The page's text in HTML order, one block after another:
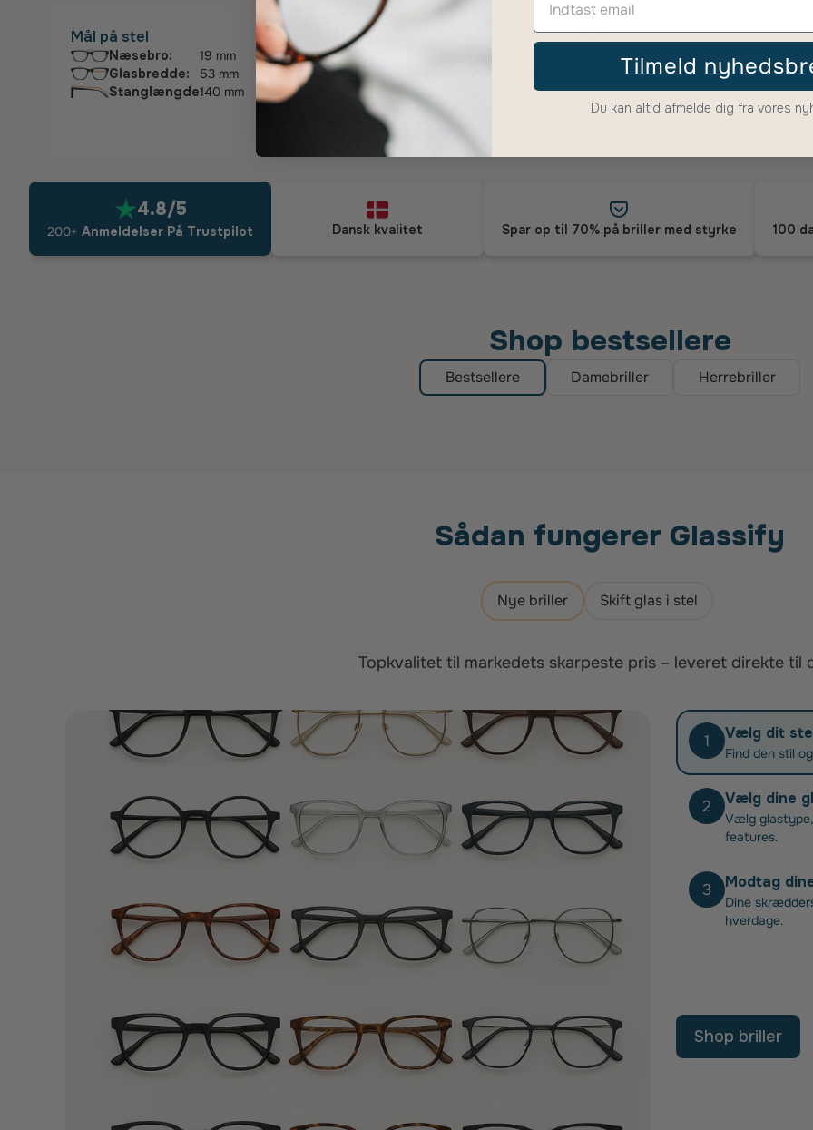
Mål på stel
Næsebro:
19 mm
Glasbredde:
53 mm
Stanglængde:140 mm
Detaljer om stel
Ultralet
4.8/5
200+ Anmeldelser På Trustpilot Dansk kvalitet Spar op til 70% på briller med styrke 100
Shop bestsellere
Bestsellere Damebriller Herrebriller
Sådan fungerer Glassify
Nye briller Skift glas i stel
Topkvalitet til markedets skarpeste pris – leveret direkte til
1 Vælg dit
Find den stil
2 Vælg dine
Vælg
features.
3 Modtag
Dine
hverdage.
Shop briller
Tilmeld
Du kan altid afmelde dig fra vores